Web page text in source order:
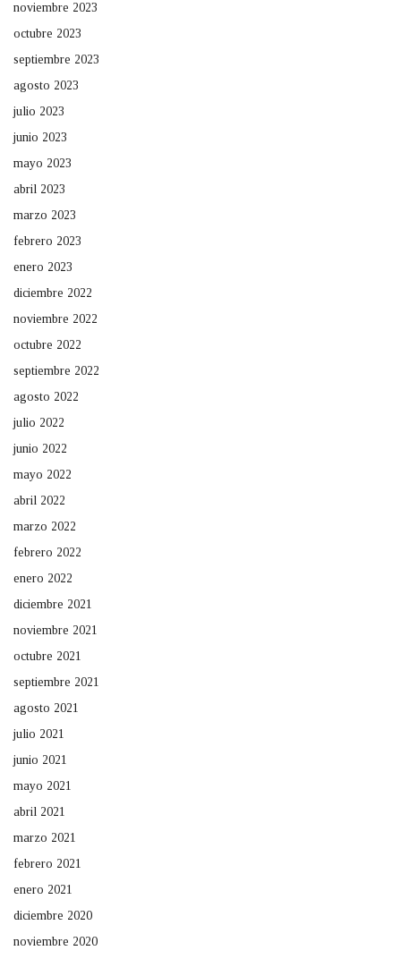
noviembre 2023
octubre 2023
septiembre 2023
agosto 2023
julio 2023
junio 2023
mayo 2023
abril 2023
marzo 2023
febrero 2023
enero 2023
diciembre 2022
noviembre 2022
octubre 2022
septiembre 2022
agosto 2022
julio 2022
junio 2022
mayo 2022
abril 2022
marzo 2022
febrero 2022
enero 2022
diciembre 2021
noviembre 2021
octubre 2021
septiembre 2021
agosto 2021
julio 2021
junio 2021
mayo 2021
abril 2021
marzo 2021
febrero 2021
enero 2021
diciembre 2020
noviembre 2020